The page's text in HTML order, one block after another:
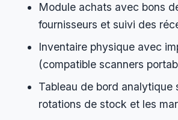
Module achats avec bons
fournisseurs et suivi des
Inventaire physique avec
(compatible scanners
Tableau de bord analytique
rotations de stock et les